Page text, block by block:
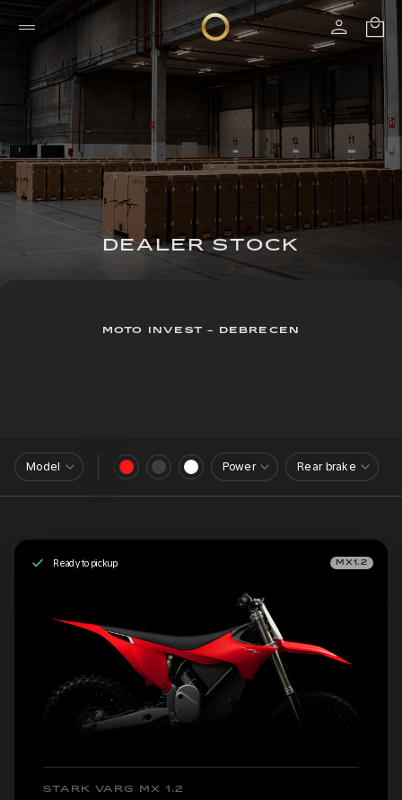
DEALER STOCK
MOTO INVEST - DEBRECEN
Model Power Rear brake
Ready to pickup MX1.2
STARK VARG MX 1.2